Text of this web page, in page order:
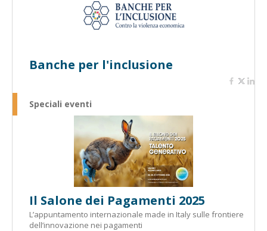
Banche per l'inclusione
Speciali eventi
Il Salone dei Pagamenti 2025
L’appuntamento internazionale made in Italy sulle frontiere
dell’innovazione nei pagamenti